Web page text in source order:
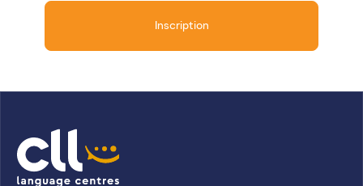
Inscription